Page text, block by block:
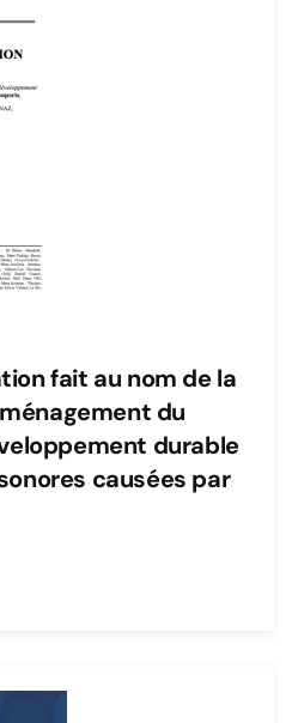
fait au nom de la
du
durable
causées par